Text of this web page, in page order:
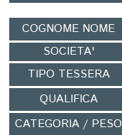
COGNOME NOME
SOCIETA'
TIPO TESSERA
QUALIFICA
CATEGORIA / PESO